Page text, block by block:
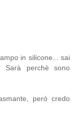
in silicone... sai
Sarà perchè sono
però credo